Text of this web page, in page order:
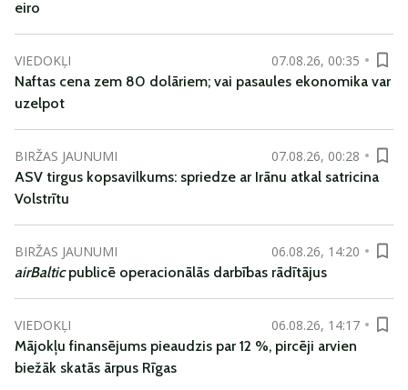
eiro
VIEDOKĻI
07.08.26, 00:35
Naftas cena zem 80 dolāriem; vai pasaules ekonomika var
uzelpot
BIRŽAS JAUNUMI
07.08.26, 00:28
ASV tirgus kopsavilkums: spriedze ar Irānu atkal satricina
Volstrītu
BIRŽAS JAUNUMI
06.08.26, 14:20
airBalticpublicē operacionālās darbības rādītājus
VIEDOKĻI
06.08.26, 14:17
Mājokļu finansējums pieaudzis par 12 %, pircēji arvien
biežāk skatās ārpus Rīgas